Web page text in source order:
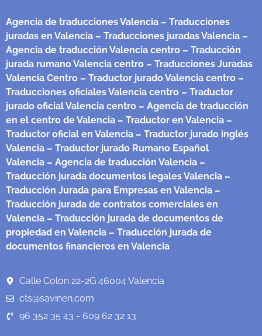
Agencia de traducciones Valencia – Traducciones
juradas en Valencia – Traducciones juradas Valencia –
Agencia de traducción Valencia centro – Traducción
jurada rumano Valencia centro – Traducciones Juradas
Valencia Centro – Traductor jurado Valencia centro –
Traducciones oficiales Valencia centro – Traductor
jurado oficial Valencia centro – Agencia de traducción
en el centro de Valencia – Traductor en Valencia –
Traductor oficial en Valencia – Traductor jurado inglés
Valencia – Traductor jurado Rumano Español
Valencia – Agencia de traducción Valencia –
Traducción jurada documentos legales Valencia –
Traducción Jurada para Empresas en Valencia –
Traducción jurada de contratos comerciales en
Valencia – Traducción jurada de documentos de
propiedad en Valencia – Traducción jurada de
documentos financieros en Valencia
Calle Colon 22-2G 46004 Valencia
cts@savinen.com
96 352 35 43 - 609 62 32 13